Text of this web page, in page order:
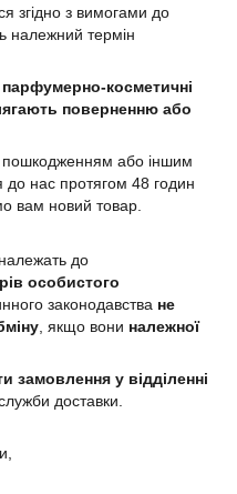
згідно з вимогами до
належний термін
парфумерно-косметичні
поверненню або
або іншим
до нас протягом 48 годин
вам новий товар.
до
особистого
законодавства не
, якщо вони належної
замовлення у відділенні
доставки.